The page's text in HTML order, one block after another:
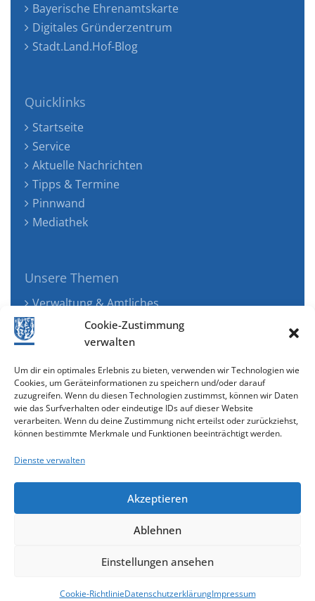
Cookie-Zustimmung
verwalten
Um dir ein optimales Erlebnis zu bieten, verwenden wir Technologien wie
Cookies, um Geräteinformationen zu speichern und/oder darauf
zuzugreifen. Wenn du diesen Technologien zustimmst, können wir Daten
wie das Surfverhalten oder eindeutige IDs auf dieser Website
verarbeiten. Wenn du deine Zustimmung nicht erteilst oder zurückziehst,
können bestimmte Merkmale und Funktionen beeinträchtigt werden.
Dienste verwalten
Akzeptieren
Ablehnen
Einstellungen ansehen
Cookie-RichtlinieDatenschutzerklärungImpressum
Bayerische Ehrenamtskarte
Digitales Gründerzentrum
Stadt.Land.Hof-Blog
Quicklinks
Startseite
Service
Aktuelle Nachrichten
Tipps & Termine
Pinnwand
Mediathek
Unsere Themen
Verwaltung & Amtliches
Jugend, Familie & Gesundheit
Tourismus, Freizeit & Ökologie
Wirtschaft & Verkehr
Senioren & Inklusion
gestaltet & entwickelt mit